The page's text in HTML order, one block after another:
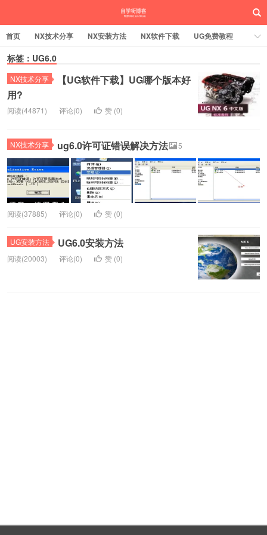
首页 NX技术分享 NX安装方法 NX软件下载
UG免费教程
UG编程加工
UG实战营
标签：UG6.0
NX技术分享
【UG软件下载】UG哪个版本好
用?
阅读(44871) 评论(0) 赞 (0)
NX技术分享 ug6.0许可证错误解决方法 5
阅读(37885) 评论(0) 赞 (0)
UG安装方法 UG6.0安装方法
阅读(20003) 评论(0) 赞 (0)